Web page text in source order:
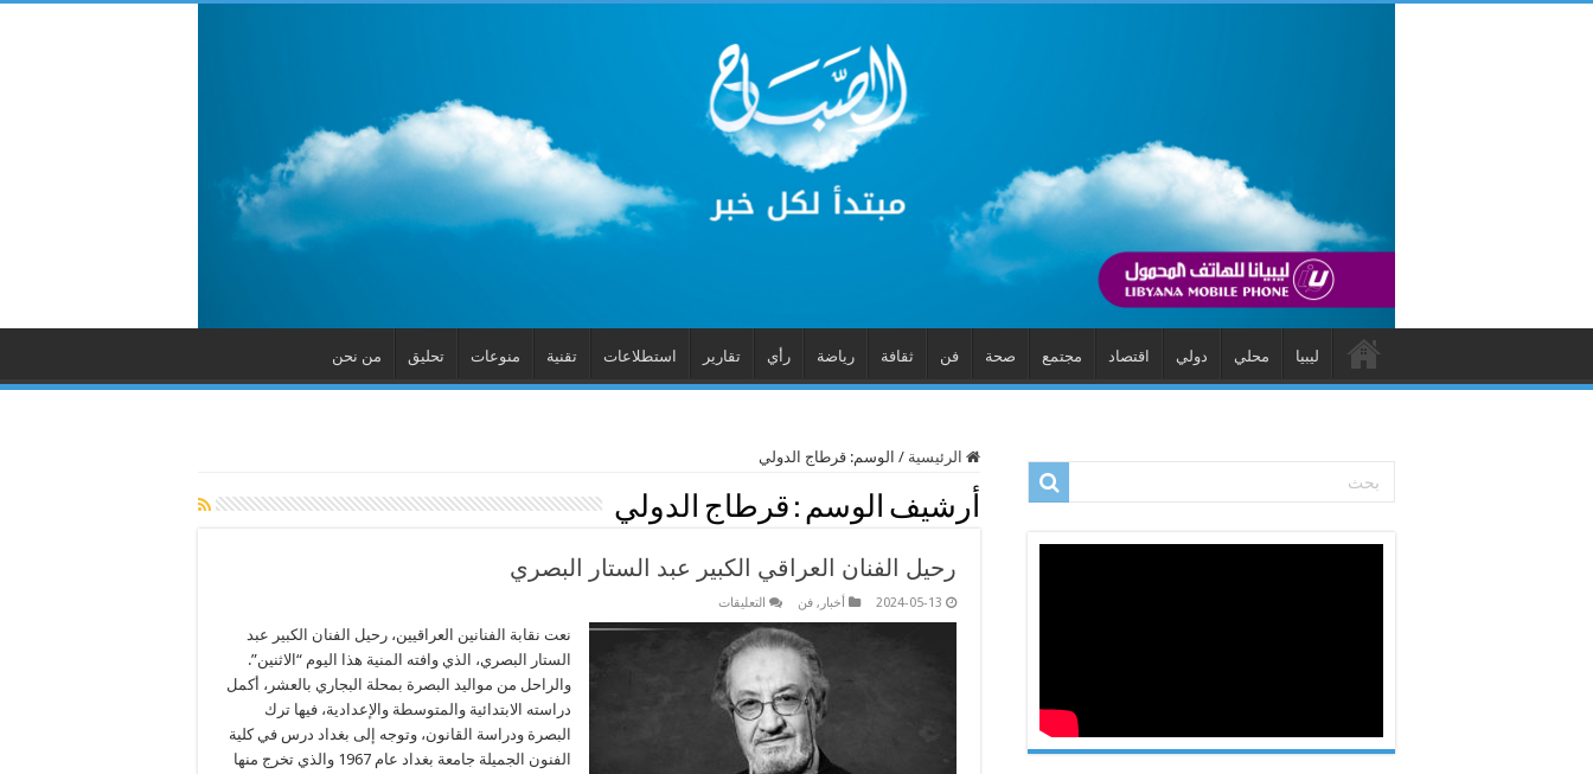
ليبيا محلي دولي اقتصاد مجتمع صحة فن ثقافة رياضة رأي تقارير استطلاعات تقنية منوعات تحليق من نحن
الرئيسية / الوسم: قرطاج الدولي
أرشيف الوسم : قرطاج الدولي
رحيل الفنان العراقي الكبير عبد الستار البصري
2024-05-13 أخبار , فن التعليقات
عبد
الستار
نعت نقابة الفنانين العراقيين، رحيل الفنان الكبير عبد
الستار البصري، الذي وافته المنية هذا اليوم “الاثنين”.
والراحل من مواليد البصرة بمحلة البجاري بالعشر، أكمل
دراسته الابتدائية والمتوسطة والإعدادية، فيها ترك
البصرة ودراسة القانون، وتوجه إلى بغداد درس في كلية
الفنون الجميلة جامعة بغداد عام 1967 والذي تخرج منها